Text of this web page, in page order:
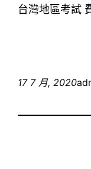
台灣地區考試
17 7 月, 2020